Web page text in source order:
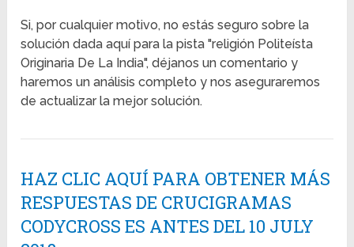
Si, por cualquier motivo, no estás seguro sobre la
solución dada aquí para la pista "religión Politeísta
Originaria De La India", déjanos un comentario y
haremos un análisis completo y nos aseguraremos
de actualizar la mejor solución.
HAZ CLIC AQUÍ PARA OBTENER MÁS
RESPUESTAS DE CRUCIGRAMAS
CODYCROSS ES ANTES DEL 10 JULY